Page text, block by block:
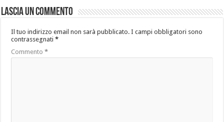
Lascia un commento
Il tuo indirizzo email non sarà pubblicato. I campi obbligatori sono
contrassegnati*
Commento*